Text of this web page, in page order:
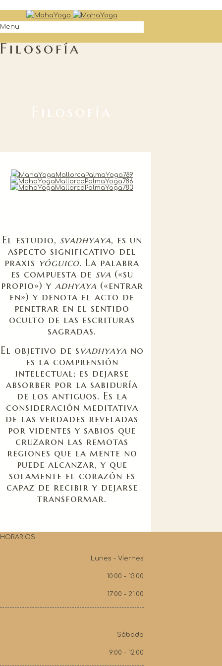
Menu
Filosofía
Filosofía
El estudio, svadhyaya, es un
aspecto significativo del
praxis yóguico. La palabra
es compuesta de sva («su
propio») y adhyaya («entrar
en») y denota el acto de
penetrar en el sentido
oculto de las escrituras
sagradas.
El objetivo de svadhyaya no
es la comprensión
intelectual; es dejarse
absorber por la sabiduría
de los antiguos. Es la
consideración meditativa
de las verdades reveladas
por videntes y sabios que
cruzaron las remotas
regiones que la mente no
puede alcanzar, y que
solamente el corazón es
capaz de recibir y dejarse
transformar.
HORARIOS
Lunes - Viernes
10:00 - 13:00
17:00 - 21:00
Sábado
9:00 - 12:00